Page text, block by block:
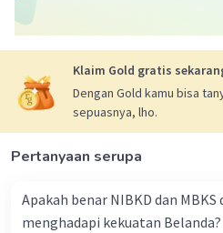
Iklan
Klaim Gold gratis
Dengan Gold kamu bisa
sepuasnya, lho.
Pertanyaan serupa
Apakah benar NIBKD dan
menghadapi kekuatan